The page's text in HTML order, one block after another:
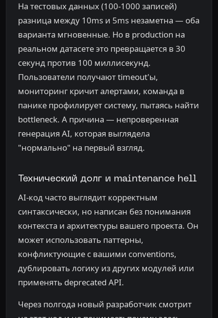
На тестовых данных (100-1000 записей)
разница между 10ms и 5ms незаметна — оба
варианта мгновенные. Но в production на
реальном датасете это превращается в 30
секунд против 100 миллисекунд.
Пользователи получают timeout'ы,
мониторинг кричит алертами, команда в
панике профилирует систему, пытаясь найти
bottleneck. А причина — непроверенная
генерация AI, которая выглядела
"нормально" на первый взгляд.
Технический долг и maintenance hell
AI-код часто выглядит корректным
синтаксически, но написан без понимания
контекста и архитектуры вашего проекта. Он
может использовать паттерны,
конфликтующие с вашими conventions,
дублировать логику из других модулей или
применять deprecated API.
Через полгода новый разработчик смотрит